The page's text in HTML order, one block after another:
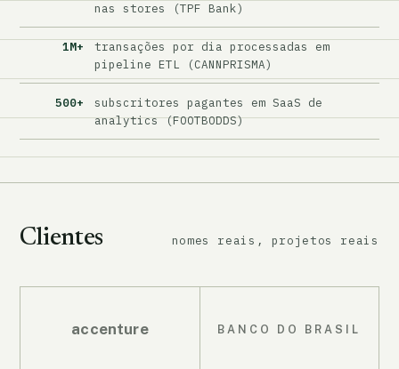
nas stores (TPF Bank)
1M+
transações por dia processadas em
pipeline ETL (CANNPRISMA)
500+
subscritores pagantes em SaaS de
analytics (FOOTBODDS)
Clientes nomes reais, projetos reais
accenture BANCO DO BRASIL